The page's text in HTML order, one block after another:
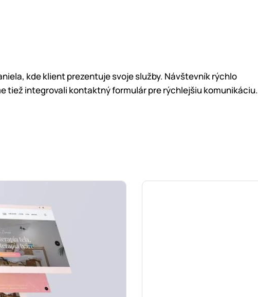
kde klient prezentuje svoje služby. Návštevník rýchlo
tiež integrovali kontaktný formulár pre rýchlejšiu komunikáciu.